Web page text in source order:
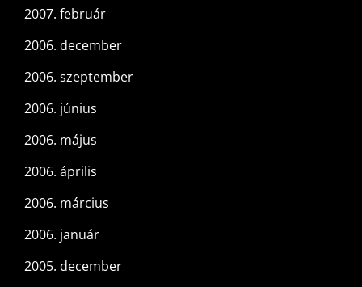
2007. február
2006. december
2006. szeptember
2006. június
2006. május
2006. április
2006. március
2006. január
2005. december